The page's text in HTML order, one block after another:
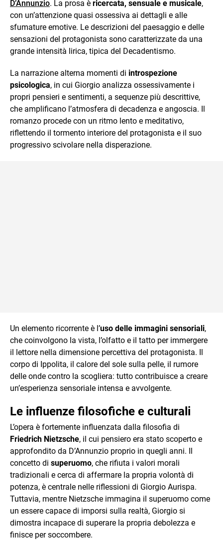
D’Annunzio. La prosa è ricercata, sensuale e musicale,
con un’attenzione quasi ossessiva ai dettagli e alle
sfumature emotive. Le descrizioni del paesaggio e delle
sensazioni del protagonista sono caratterizzate da una
grande intensità lirica, tipica del Decadentismo.
La narrazione alterna momenti di introspezione
psicologica, in cui Giorgio analizza ossessivamente i
propri pensieri e sentimenti, a sequenze più descrittive,
che amplificano l’atmosfera di decadenza e angoscia. Il
romanzo procede con un ritmo lento e meditativo,
riflettendo il tormento interiore del protagonista e il suo
progressivo scivolare nella disperazione.
Un elemento ricorrente è l’uso delle immagini sensoriali,
che coinvolgono la vista, l’olfatto e il tatto per immergere
il lettore nella dimensione percettiva del protagonista. Il
corpo di Ippolita, il calore del sole sulla pelle, il rumore
delle onde contro la scogliera: tutto contribuisce a creare
un’esperienza sensoriale intensa e avvolgente.
Le influenze filosofiche e culturali
L’opera è fortemente influenzata dalla filosofia di
Friedrich Nietzsche, il cui pensiero era stato scoperto e
approfondito da D’Annunzio proprio in quegli anni. Il
concetto di superuomo, che rifiuta i valori morali
tradizionali e cerca di affermare la propria volontà di
potenza, è centrale nelle riflessioni di Giorgio Aurispa.
Tuttavia, mentre Nietzsche immagina il superuomo come
un essere capace di imporsi sulla realtà, Giorgio si
dimostra incapace di superare la propria debolezza e
finisce per soccombere.